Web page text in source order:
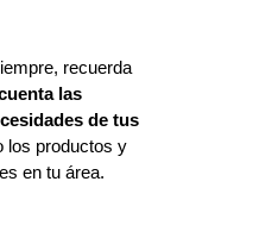
recuerda
las
de tus
los productos y
en tu área.